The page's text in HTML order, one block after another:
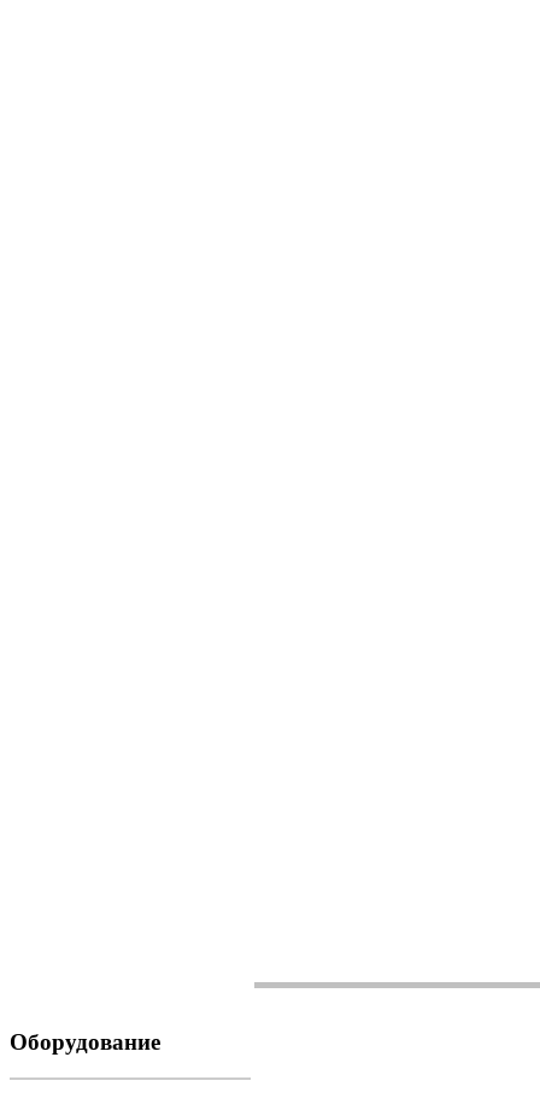
Оборудование